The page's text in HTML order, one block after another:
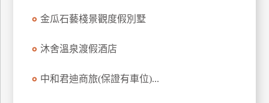
金瓜石藝棧景觀度假別墅
沐舍溫泉渡假酒店
中和君迪商旅(保證有車位)...